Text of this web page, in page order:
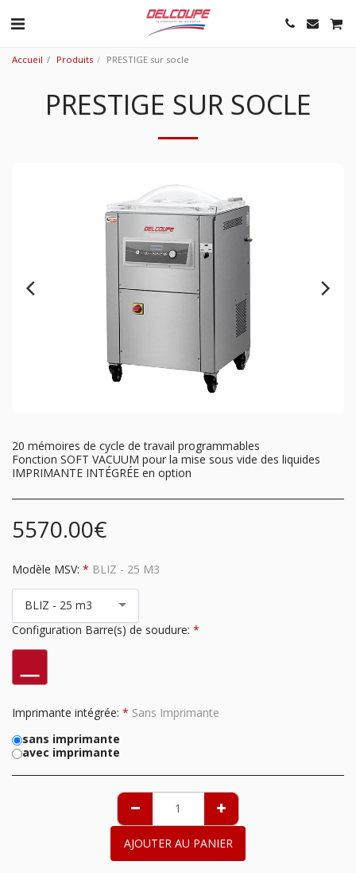
Accueil Produits PRESTIGE sur socle
PRESTIGE SUR SOCLE
20 mémoires de cycle de travail programmables
Fonction SOFT VACUUM pour la mise sous vide des liquides
IMPRIMANTE INTÉGRÉE en option
5570.00€
Modèle MSV: * BLIZ - 25 M3
BLIZ - 25 m3
Configuration Barre(s) de soudure: *
Imprimante intégrée: * Sans Imprimante
sans imprimante
avec imprimante
AJOUTER AU PANIER